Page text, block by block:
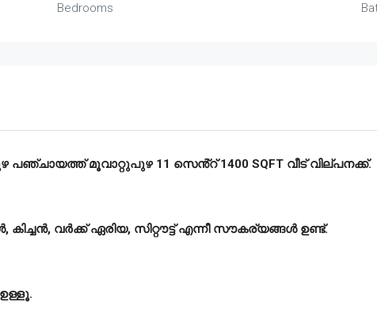
Bedrooms
മൂവാറ്റുപുഴ 11 സെൻ്റ് 1400 SQFT വീട് വില്പനക്ക്.
വർക്ക് ഏരിയ, സിറ്റൗട്ട് എന്നീ സൗകര്യങ്ങൾ ഉണ്ട്.
ഉള്ളൂ.